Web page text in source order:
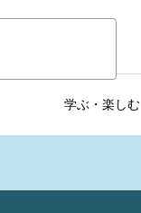
学ぶ・楽しむ